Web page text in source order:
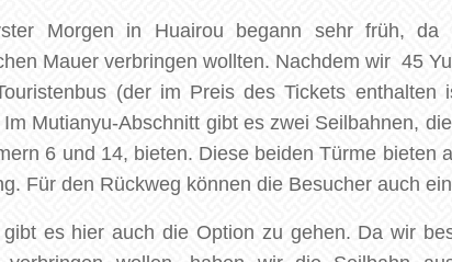
Morgen in Huairou begann sehr früh,
Mauer verbringen wollten. Nachdem wir 45
(der im Preis des Tickets
Mutianyu-Abschnitt gibt es zwei Seilbahnen,
6 und 14, bieten. Diese beiden Türme bieten
Für den Rückweg können die Besucher auch
gibt es hier auch die Option zu gehen. Da wir